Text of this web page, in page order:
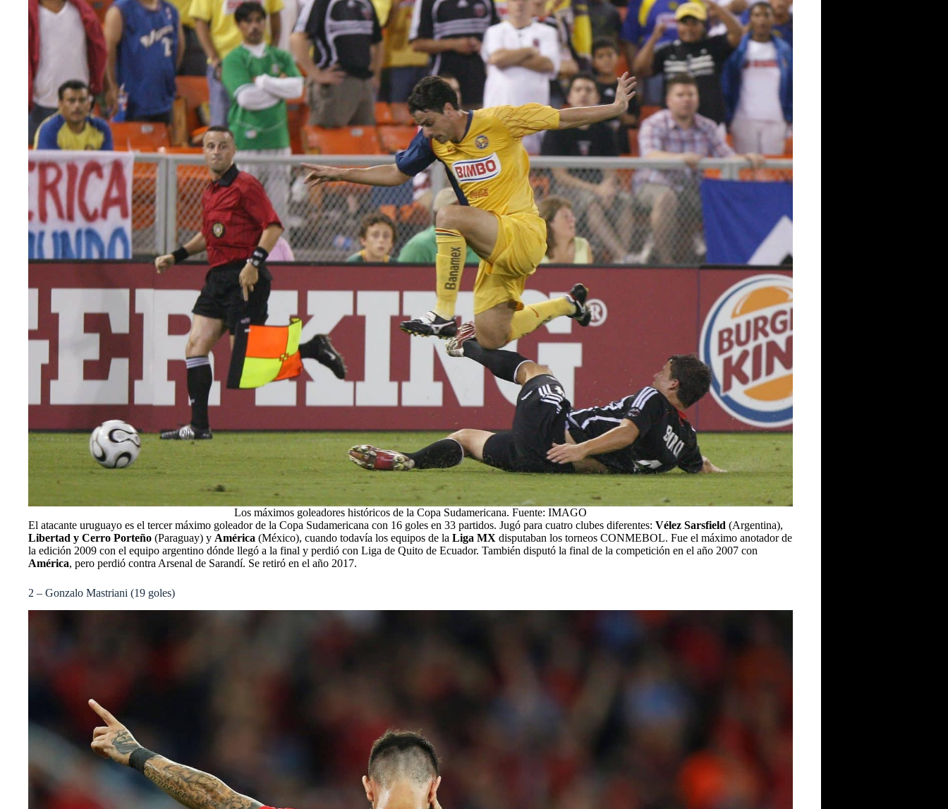
Los máximos goleadores históricos de la Copa Sudamericana. Fuente: IMAGO
El atacante uruguayo es el tercer máximo goleador de la Copa Sudamericana con 16 goles en 33 partidos. Jugó para cuatro clubes diferentes: Vélez Sarsfield (Argentina),
Libertad y Cerro Porteño (Paraguay) y América (México), cuando todavía los equipos de la Liga MX disputaban los torneos CONMEBOL. Fue el máximo anotador de
la edición 2009 con el equipo argentino dónde llegó a la final y perdió con Liga de Quito de Ecuador. También disputó la final de la competición en el año 2007 con
América, pero perdió contra Arsenal de Sarandí. Se retiró en el año 2017.
2 – Gonzalo Mastriani (19 goles)